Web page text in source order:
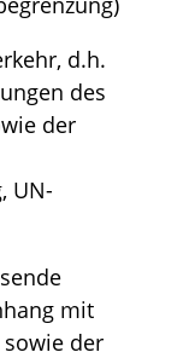
d.h.
des
der
UN-
mit
der